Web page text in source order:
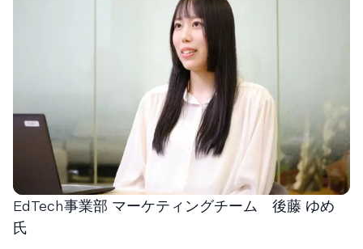
EdTech事業部 マーケティングチーム 後藤 ゆめ
氏